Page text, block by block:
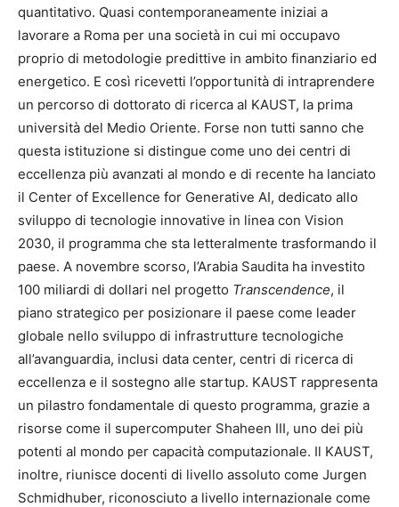
quantitativo. Quasi contemporaneamente iniziai a
lavorare a Roma per una società in cui mi occupavo
proprio di metodologie predittive in ambito finanziario ed
energetico. E così ricevetti l’opportunità di intraprendere
un percorso di dottorato di ricerca al KAUST, la prima
università del Medio Oriente. Forse non tutti sanno che
questa istituzione si distingue come uno dei centri di
eccellenza più avanzati al mondo e di recente ha lanciato
il Center of Excellence for Generative AI, dedicato allo
sviluppo di tecnologie innovative in linea con Vision
2030, il programma che sta letteralmente trasformando il
paese. A novembre scorso, l’Arabia Saudita ha investito
100 miliardi di dollari nel progetto Transcendence, il
piano strategico per posizionare il paese come leader
globale nello sviluppo di infrastrutture tecnologiche
all’avanguardia, inclusi data center, centri di ricerca di
eccellenza e il sostegno alle startup. KAUST rappresenta
un pilastro fondamentale di questo programma, grazie a
risorse come il supercomputer Shaheen III, uno dei più
potenti al mondo per capacità computazionale. Il KAUST,
inoltre, riunisce docenti di livello assoluto come Jurgen
Schmidhuber, riconosciuto a livello internazionale come